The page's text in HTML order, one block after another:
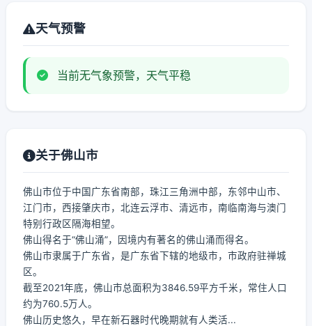
天气预警
当前无气象预警，天气平稳
关于佛山市
佛山市位于中国广东省南部，珠江三角洲中部，东邻中山市、
江门市，西接肇庆市，北连云浮市、清远市，南临南海与澳门
特别行政区隔海相望。
佛山得名于“佛山涌”，因境内有著名的佛山涌而得名。
佛山市隶属于广东省，是广东省下辖的地级市，市政府驻禅城
区。
截至2021年底，佛山市总面积为3846.59平方千米，常住人口
约为760.5万人。
佛山历史悠久，早在新石器时代晚期就有人类活...